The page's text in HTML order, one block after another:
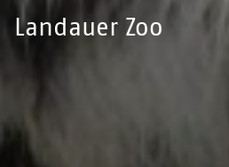
Landauer Zoo